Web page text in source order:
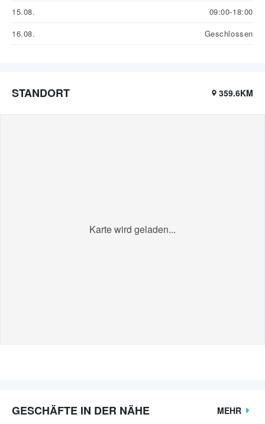
15.08.
09:00-18:00
16.08.
Geschlossen
STANDORT 359.6KM
Karte wird geladen...
GESCHÄFTE IN DER NÄHE MEHR